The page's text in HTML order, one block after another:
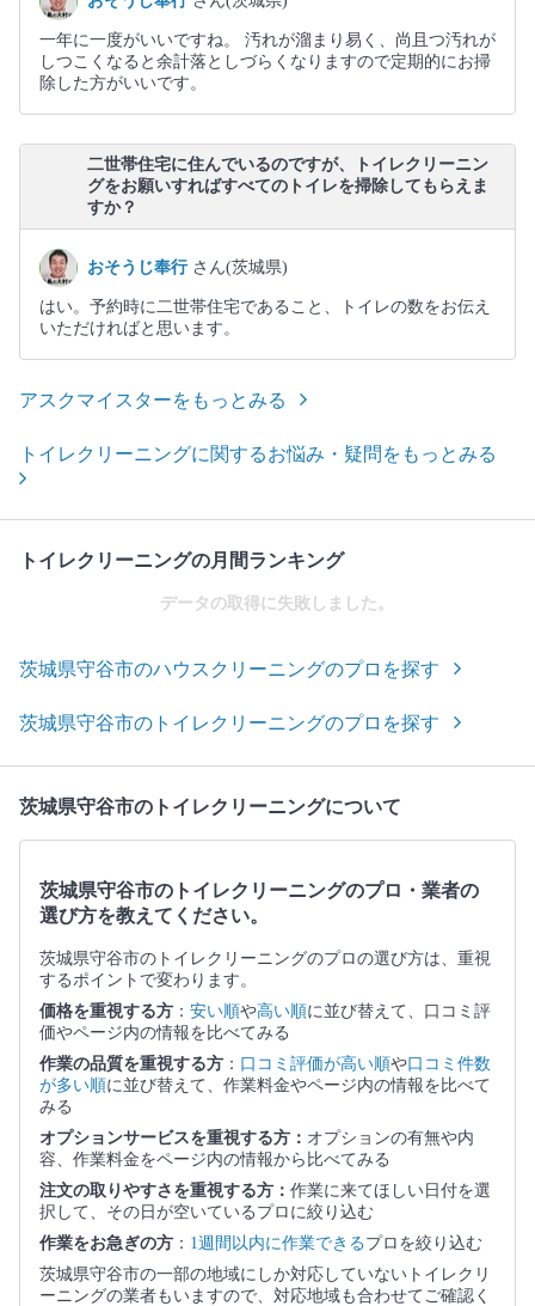
一年に一度がいいですね。 汚れが溜まり易く、尚且つ汚れが
しつこくなると余計落としづらくなりますので定期的にお掃
除した方がいいです。
二世帯住宅に住んでいるのですが、トイレクリーニン
グをお願いすればすべてのトイレを掃除してもらえま
すか？
おそうじ奉行 さん(茨城県)
はい。予約時に二世帯住宅であること、トイレの数をお伝え
いただければと思います。
アスクマイスターをもっとみる
トイレクリーニングに関するお悩み・疑問をもっとみる
トイレクリーニングの月間ランキング
データの取得に失敗しました。
茨城県守谷市のハウスクリーニングのプロを探す
茨城県守谷市のトイレクリーニングのプロを探す
茨城県守谷市のトイレクリーニングについて
茨城県守谷市のトイレクリーニングのプロ・業者の
選び方を教えてください。
茨城県守谷市のトイレクリーニングのプロの選び方は、重視
するポイントで変わります。
価格を重視する方 ： 安い順や高い順に並び替えて、口コミ評
価やページ内の情報を比べてみる
作業の品質を重視する方 ： 口コミ評価が高い順や口コミ件数
が多い順に並び替えて、作業料金やページ内の情報を比べて
みる
オプションサービスを重視する方： オプションの有無や内
容、作業料金をページ内の情報から比べてみる
注文の取りやすさを重視する方： 作業に来てほしい日付を選
択して、その日が空いているプロに絞り込む
作業をお急ぎの方 ： 1週間以内に作業できるプロを絞り込む
茨城県守谷市の一部の地域にしか対応していないトイレクリ
ーニングの業者もいますので、対応地域も合わせてご確認く